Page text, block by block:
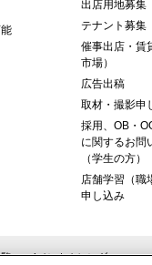
出店用地募集
テナント募集
催事出店・賃
市場）
広告出稿
取材・撮影申
採用、OB・
に関するお問
（学生の方）
店舗学習（職
申し込み
イベントカレンダー